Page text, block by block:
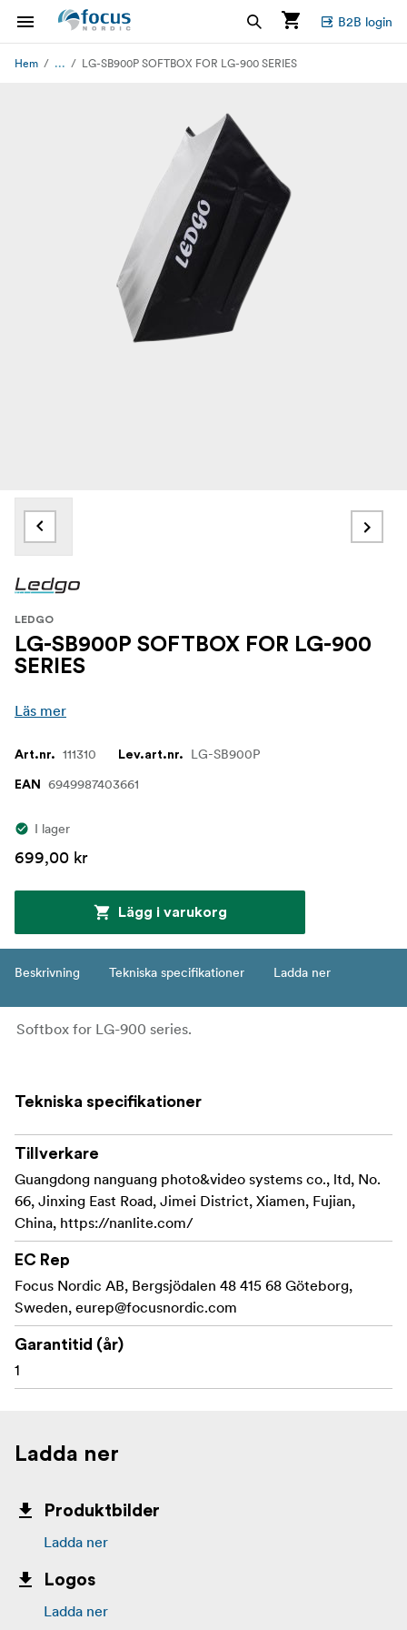
B2B login
Hem ... LG-SB900P SOFTBOX FOR LG-900 SERIES
LEDGO
LG-SB900P SOFTBOX FOR LG-900
SERIES
Läs mer
Art.nr. 111310 Lev.art.nr. LG-SB900P
EAN 6949987403661
I lager
699,00 kr
Lägg i varukorg
Beskrivning Tekniska specifikationer Ladda ner
Softbox for LG-900 series.
Tekniska specifikationer
Tillverkare
Guangdong nanguang photo&video systems co., ltd, No.
66, Jinxing East Road, Jimei District, Xiamen, Fujian,
China, https://nanlite.com/
EC Rep
Focus Nordic AB, Bergsjödalen 48 415 68 Göteborg,
Sweden, eurep@focusnordic.com
Garantitid (år)
1
Ladda ner
Produktbilder
Ladda ner
Logos
Ladda ner